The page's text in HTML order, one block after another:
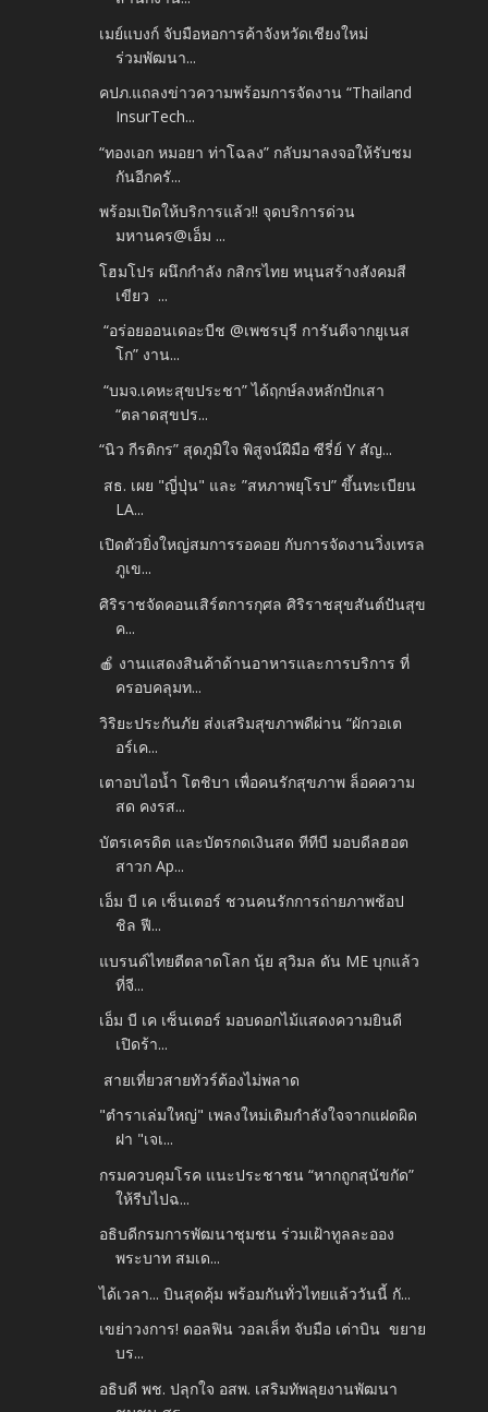
เมย์แบงก์ จับมือหอการค้าจังหวัดเชียงใหม่
ร่วมพัฒนา...
คปภ.แถลงข่าวความพร้อมการจัดงาน “Thailand
InsurTech...
“ทองเอก หมอยา ท่าโฉลง” กลับมาลงจอให้รับชม
กันอีกครั...
พร้อมเปิดให้บริการแล้ว!! จุดบริการด่วน
มหานคร@เอ็ม ...
โฮมโปร ผนึกกำลัง กสิกรไทย หนุนสร้างสังคมสี
เขียว ...
“อร่อยออนเดอะบีช @เพชรบุรี การันตีจากยูเนส
โก” งาน...
“บมจ.เคหะสุขประชา” ได้ฤกษ์ลงหลักปักเสา
“ตลาดสุขปร...
“นิว กีรติกร” สุดภูมิใจ พิสูจน์ฝีมือ ซีรี่ย์ Y สัญ...
สธ. เผย "ญี่ปุ่น" และ ”สหภาพยุโรป” ขึ้นทะเบียน
LA...
เปิดตัวยิ่งใหญ่สมการรอคอย กับการจัดงานวิ่งเทรล
ภูเข...
ศิริราชจัดคอนเสิร์ตการกุศล ศิริราชสุขสันต์ปันสุข
ค...
🍎 งานแสดงสินค้าด้านอาหารและการบริการ ที่
ครอบคลุมท...
วิริยะประกันภัย ส่งเสริมสุขภาพดีผ่าน “ผักวอเต
อร์เค...
เตาอบไอน้ำ โตชิบา เพื่อคนรักสุขภาพ ล็อคความ
สด คงรส...
บัตรเครดิต และบัตรกดเงินสด ทีทีบี มอบดีลฮอต
สาวก Ap...
เอ็ม บี เค เซ็นเตอร์ ชวนคนรักการถ่ายภาพช้อป
ชิล ฟี...
แบรนด์ไทยตีตลาดโลก นุ้ย สุวิมล ดัน ME บุกแล้ว
ที่จี...
เอ็ม บี เค เซ็นเตอร์ มอบดอกไม้แสดงความยินดี
เปิดร้า...
สายเที่ยวสายทัวร์ต้องไม่พลาด
"ตำราเล่มใหญ่" เพลงใหม่เติมกำลังใจจากแฝดผิด
ฝา "เจเ...
กรมควบคุมโรค แนะประชาชน “หากถูกสุนัขกัด”
ให้รีบไปฉ...
อธิบดีกรมการพัฒนาชุมชน ร่วมเฝ้าทูลละออง
พระบาท สมเด...
ได้เวลา... บินสุดคุ้ม พร้อมกันทั่วไทยแล้ววันนี้ กั...
เขย่าวงการ! ดอลฟิน วอลเล็ท จับมือ เต่าบิน ขยาย
บร...
อธิบดี พช. ปลุกใจ อสพ. เสริมทัพลุยงานพัฒนา